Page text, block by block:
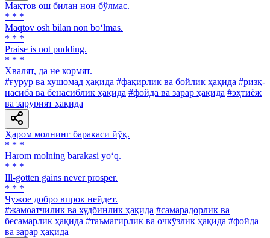
Мақтов ош билан нон бўлмас.
* * *
Maqtov osh bilan non bo‘lmas.
* * *
Praise is not pudding.
* * *
Хвалят, да не кормят.
#ғурур ва хушомад ҳақида #фақирлик ва бойлик ҳақида #ризқ-
насиба ва бенасиблик ҳақида #фойда ва зарар ҳақида #эҳтиёж
ва зарурият ҳақида
Ҳаром молнинг баракаси йўқ.
* * *
Harom molning barakasi yo‘q.
* * *
Ill-gotten gains never prosper.
* * *
Чужое добро впрок нейдет.
#жамоатчилик ва худбинлик ҳақида #самарадорлик ва
бесамарлик ҳақида #таъмагирлик ва очкўзлик ҳақида #фойда
ва зарар ҳақида